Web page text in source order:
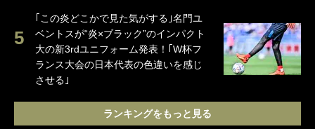
｢この炎どこかで見た気がする｣名門ユ
ベントスが“炎×ブラック”のインパクト
大の新3rdユニフォーム発表！｢W杯フ
ランス大会の日本代表の色違いを感じ
させる｣
ランキングをもっと見る